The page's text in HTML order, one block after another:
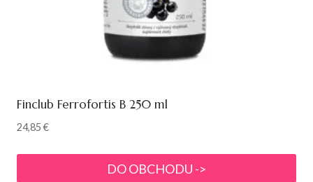
Finclub Ferrofortis B 250 ml
24,85€
DO OBCHODU ->